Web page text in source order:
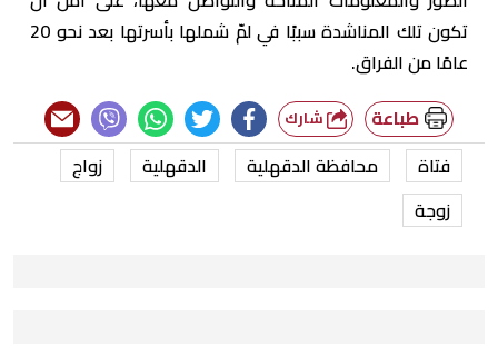
تكون تلك المناشدة سببًا في لمّ شملها بأسرتها بعد نحو 20
عامًا من الفراق.
طباعة
فتاة محافظة الدقهلية الدقهلية
زواج
زوجة